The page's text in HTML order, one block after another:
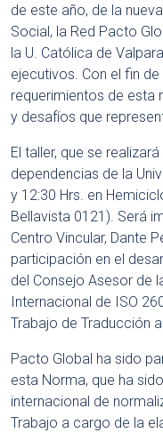
de este año, de la
Social, la Red Pacto
la U. Católica de
ejecutivos. Con el fin
requerimientos de esta
y desafíos que
El taller, que se
dependencias de la
y 12:30 Hrs. en
Bellavista 0121). Será
Centro Vincular, Dante
participación en el
del Consejo Asesor de
Internacional de ISO
Trabajo de Traducción
Pacto Global ha sido
esta Norma, que ha
internacional de
Trabajo a cargo de la